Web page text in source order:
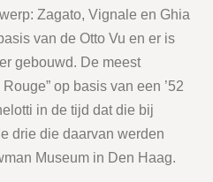
Zagato, Vignale en Ghia
van de Otto Vu en er is
gebouwd. De meest
op basis van een ’52
in de tijd dat die bij
drie die daarvan werden
Museum in Den Haag.